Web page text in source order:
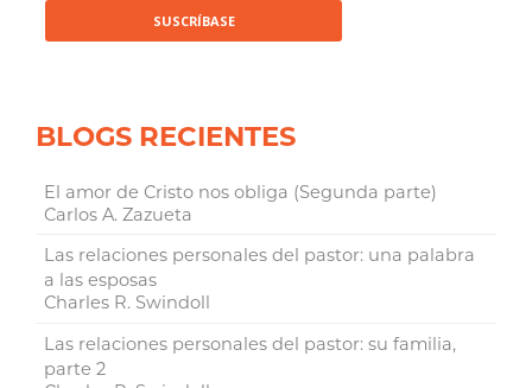
BLOGS RECIENTES
El amor de Cristo nos obliga (Segunda parte)
Carlos A. Zazueta
Las relaciones personales del pastor: una palabra
a las esposas
Charles R. Swindoll
Las relaciones personales del pastor: su familia,
parte 2